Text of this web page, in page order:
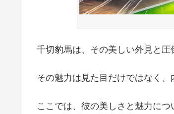
千切豹馬は、その美しい外見と圧
その魅力は見た目だけではなく、
ここでは、彼の美しさと魅力につ